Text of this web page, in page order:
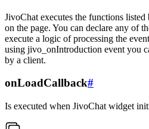
JivoChat executes the functions
on the page. You can declare any of
execute a logic of processing the
using jivo_onIntroduction event you
by a client.
onLoadCallback#
Is executed when JivoChat widget